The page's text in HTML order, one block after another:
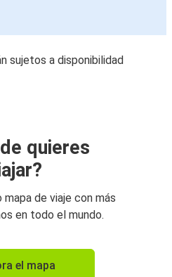
sujetos a disponibilidad
quieres
de viaje con más
en todo el mundo.
el mapa